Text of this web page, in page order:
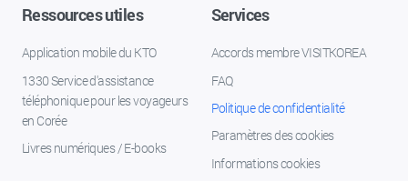
Ressources utiles
Application mobile du KTO
1330 Service d'assistance
téléphonique pour les voyageurs
en Corée
Livres numériques / E-books
Services
Accords membre VISITKOREA
FAQ
Politique de confidentialité
Paramètres des cookies
Informations cookies